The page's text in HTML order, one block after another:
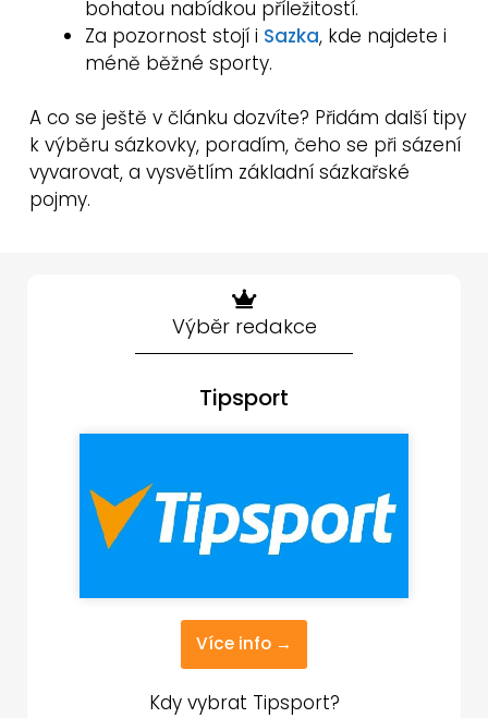
bohatou nabídkou příležitostí.
Za pozornost stojí i Sazka, kde najdete i
méně běžné sporty.
A co se ještě v článku dozvíte? Přidám další tipy
k výběru sázkovky, poradím, čeho se při sázení
vyvarovat, a vysvětlím základní sázkařské
pojmy.
Výběr redakce
Tipsport
Více info →
Kdy vybrat Tipsport?